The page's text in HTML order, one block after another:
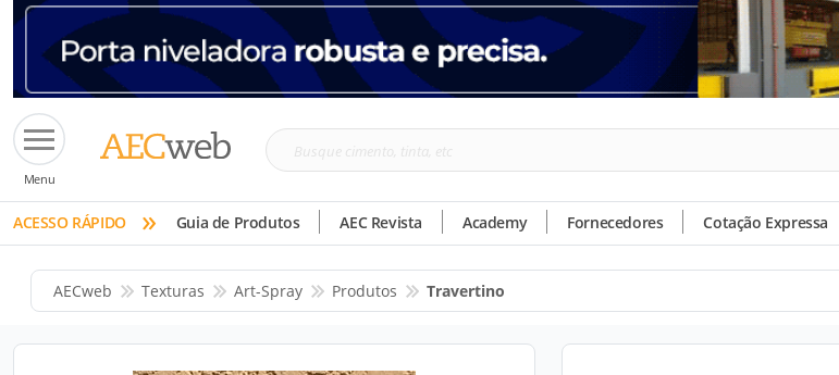
Menu
Busque
tinta,
etc
ACESSO RÁPIDO » Guia de Produtos AEC Revista Academy Fornecedores Cotação Expressa
AECweb Texturas Art-Spray Produtos Travertino